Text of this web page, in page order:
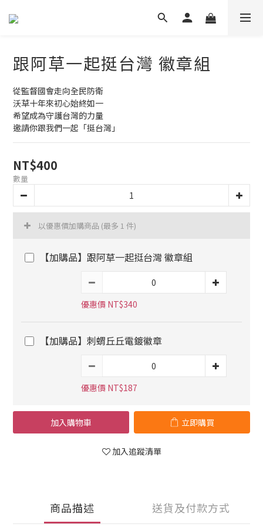
跟阿草一起挺台灣 徽章組
從監督國會走向全民防衛
沃草十年來初心始終如一
希望成為守護台灣的力量
邀請你跟我們一起「挺台灣」
NT$400
數量
以優惠價加購商品 (最多 1 件)
【加購品】跟阿草一起挺台灣 徽章組
優惠價 NT$340
【加購品】刺蝟丘丘電鍍徽章
優惠價 NT$187
加入購物車 立即購買
加入追蹤清單
商品描述 送貨及付款方式